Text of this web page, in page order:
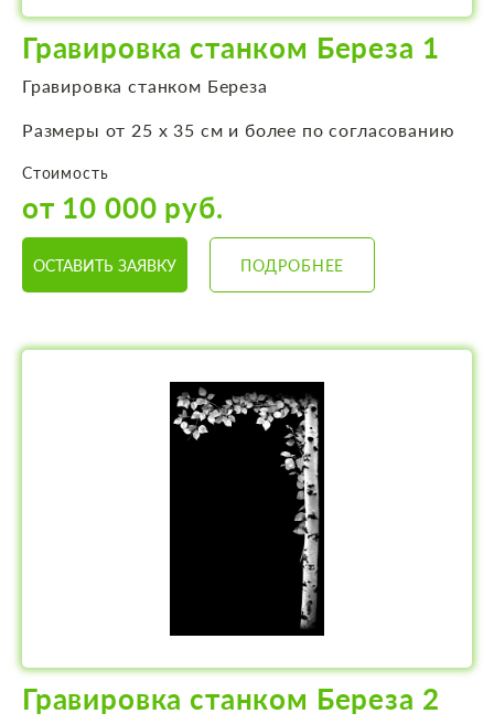
Гравировка станком Береза 1
Гравировка станком Береза
Размеры от 25 х 35 см и более по согласованию
Стоимость
от 10 000 руб.
ОСТАВИТЬ ЗАЯВКУ ПОДРОБНЕЕ
Гравировка станком Береза 2